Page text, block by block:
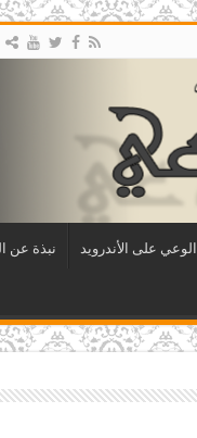
الوعي على الأندرويد نبذة عن